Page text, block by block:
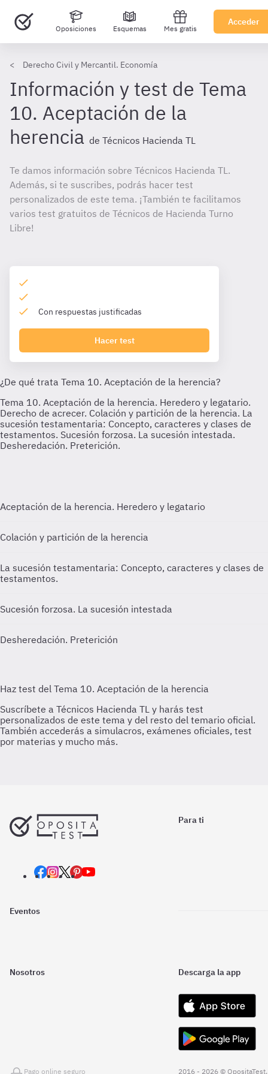
Oposiciones Esquemas Mes gratis
Acceder
Derecho Civil y Mercantil. Economía
Información y test de Tema
10. Aceptación de la
herencia de Técnicos Hacienda TL
Te damos información sobre Técnicos Hacienda TL.
Además, si te suscribes, podrás hacer test
personalizados de este tema. ¡También te facilitamos
varios test gratuitos de Técnicos de Hacienda Turno
Libre!
Con respuestas justificadas
Hacer test
Aceptación de la herencia. Heredero y legatario
Colación y partición de la herencia
La sucesión testamentaria: Concepto, caracteres y clases de
testamentos.
Sucesión forzosa. La sucesión intestada
Desheredación. Preterición
Para ti
Eventos
Nosotros Descarga la app
Pago online seguro 2016 - 2026 © OpositaTest.